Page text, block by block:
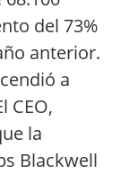
del 73%
anterior.
a
CEO,
la
Blackwell